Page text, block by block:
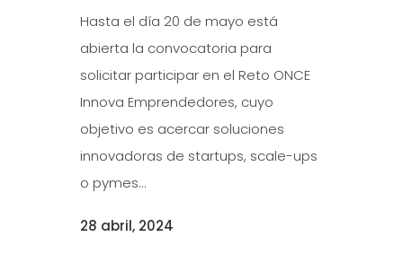
Hasta el día 20 de mayo está
abierta la convocatoria para
solicitar participar en el Reto ONCE
Innova Emprendedores, cuyo
objetivo es acercar soluciones
innovadoras de startups, scale-ups
o pymes...
28 abril, 2024